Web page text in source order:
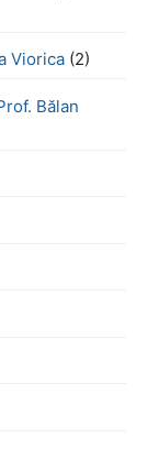
Viorica (2)
Bălan